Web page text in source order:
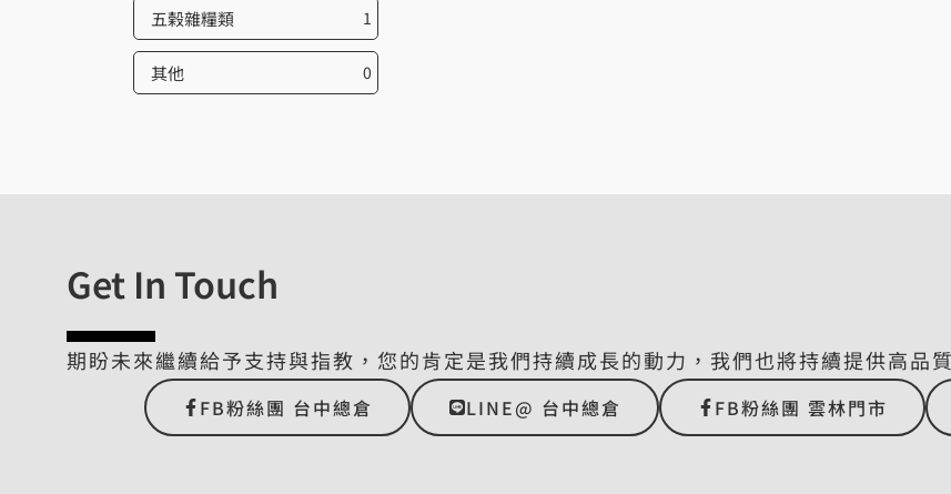
五榖雜糧類 1
其他 0
Get In Touch
期盼未來繼續給予支持與指教，您的肯定是我們持續成長的動力，我們也將持續提供高品
FB粉絲團 台中總倉 LINE@ 台中總倉 FB粉絲團 雲林門市